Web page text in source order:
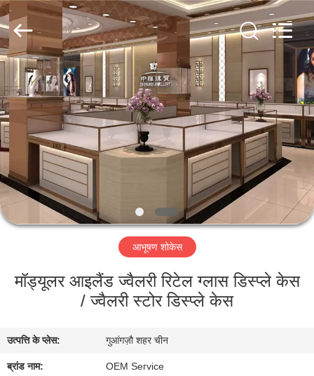
घर
उत्पाद
वीडियो
हमारे
बारे
दौरा
Yang
Commercial
Display
Furniture
Co.,
Ltd..
All
Rights
Reserved.
आभूषण शोकेस
मॉड्यूलर आइलैंड ज्वैलरी रिटेल ग्लास डिस्प्ले केस
/ ज्वैलरी स्टोर डिस्प्ले केस
उत्पत्ति के प्लेस: गुआंगज़ौ शहर चीन
ब्रांड नाम: OEM Service